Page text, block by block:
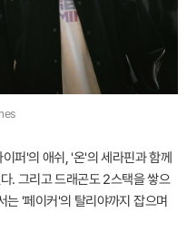
퍼'의 애쉬, '온'의 세라핀과 함께
. 그리고 드래곤도 2스택을 쌓으
는 '페이커'의 탈리야까지 잡으며